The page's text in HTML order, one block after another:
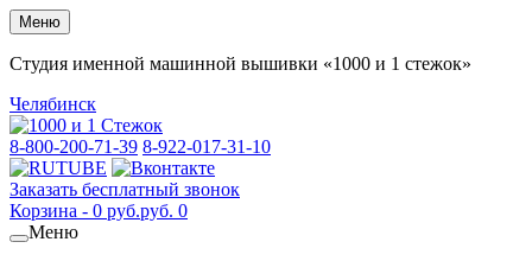
Меню
Студия именной машинной вышивки «1000 и 1 стежок»
Челябинск
8-800-200-71-39 8-922-017-31-10
Заказать бесплатный звонок
Корзина - 0 руб.руб. 0
Меню